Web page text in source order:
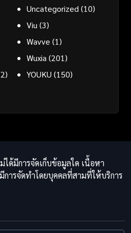
Uncategorized (10)
Viu (3)
Wavve (1)
Wuxia (201)
YOUKU (150)
ด้มีการจัดเก็บข้อมูลใด เนื้อหา
ารจัดทำโดยบุคคลที่สามที่ให้บริการ